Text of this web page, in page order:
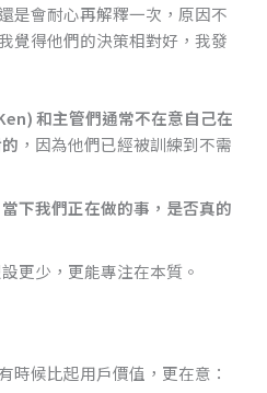
是會耐心再解釋一次，原因不
覺得他們的決策相對好，我發
和主管們通常不在意自己在
，因為他們已經被訓練到不需
當下我們正在做的事，是否真的
更少，更能專注在本質。
時候比起用戶價值，更在意：